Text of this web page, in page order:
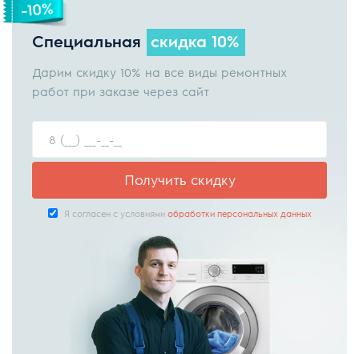
Специальная скидка 10%
Дарим скидку 10% на все виды ремонтных
работ при заказе через сайт
Получить скидку
Я согласен с условиями обработки персональных данных